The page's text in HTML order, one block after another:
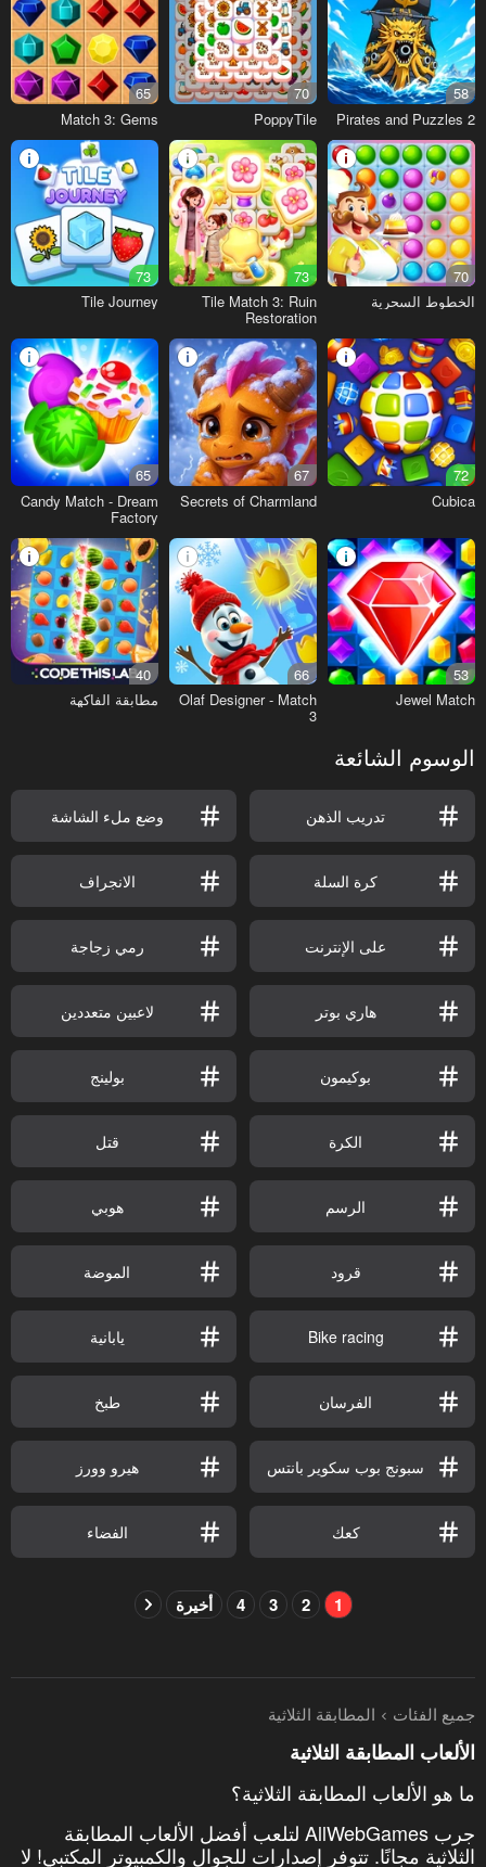
58
Pirates and Puzzles 2
70
PoppyTile
65
Match 3: Gems
70
الخطوط السحرية
73
Tile Match 3: Ruin
Restoration
73
Tile Journey
72
Cubica
67
Secrets of Charmland
65
Candy Match - Dream
Factory
53
Jewel Match
66
Olaf Designer - Match
3
40
مطابقة الفاكهة
الوسوم الشائعة
تدريب الذهن وضع ملء الشاشة
كرة السلة الانجراف
على الإنترنت رمي زجاجة
هاري بوتر لاعبين متعددين
بوكيمون بولينج
الكرة قتل
الرسم هوبي
قرود الموضة
Bike racing يابانية
الفرسان طبخ
سبونج بوب سكوير بانتس هيرو وورز
كعك الفضاء
1
2
3
4 أخيرة
جميع الفئات المطابقة الثلاثية
الألعاب المطابقة الثلاثية
ما هو الألعاب المطابقة الثلاثية؟
جرب AllWebGames لتلعب أفضل الألعاب المطابقة
الثلاثية مجانًا. تتوفر إصدارات للجوال والكمبيوتر المكتبي! لا